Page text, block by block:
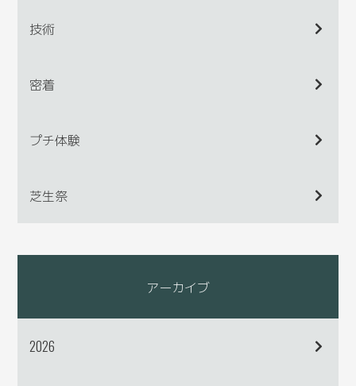
技術
密着
プチ体験
芝生祭
アーカイブ
2026